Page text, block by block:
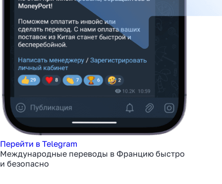
Перейти в Telegram
Международные переводы в Францию быстро
и безопасно